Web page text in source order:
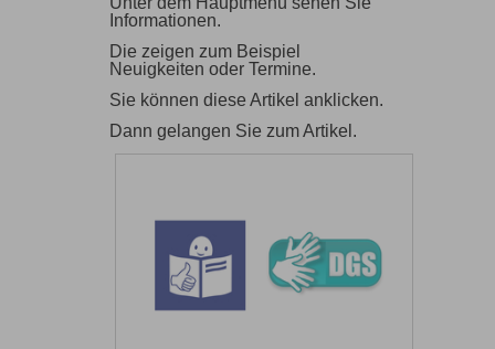
Informationen.
Die zeigen zum Beispiel
Neuigkeiten oder Termine.
Sie können diese Artikel anklicken.
Dann gelangen Sie zum Artikel.